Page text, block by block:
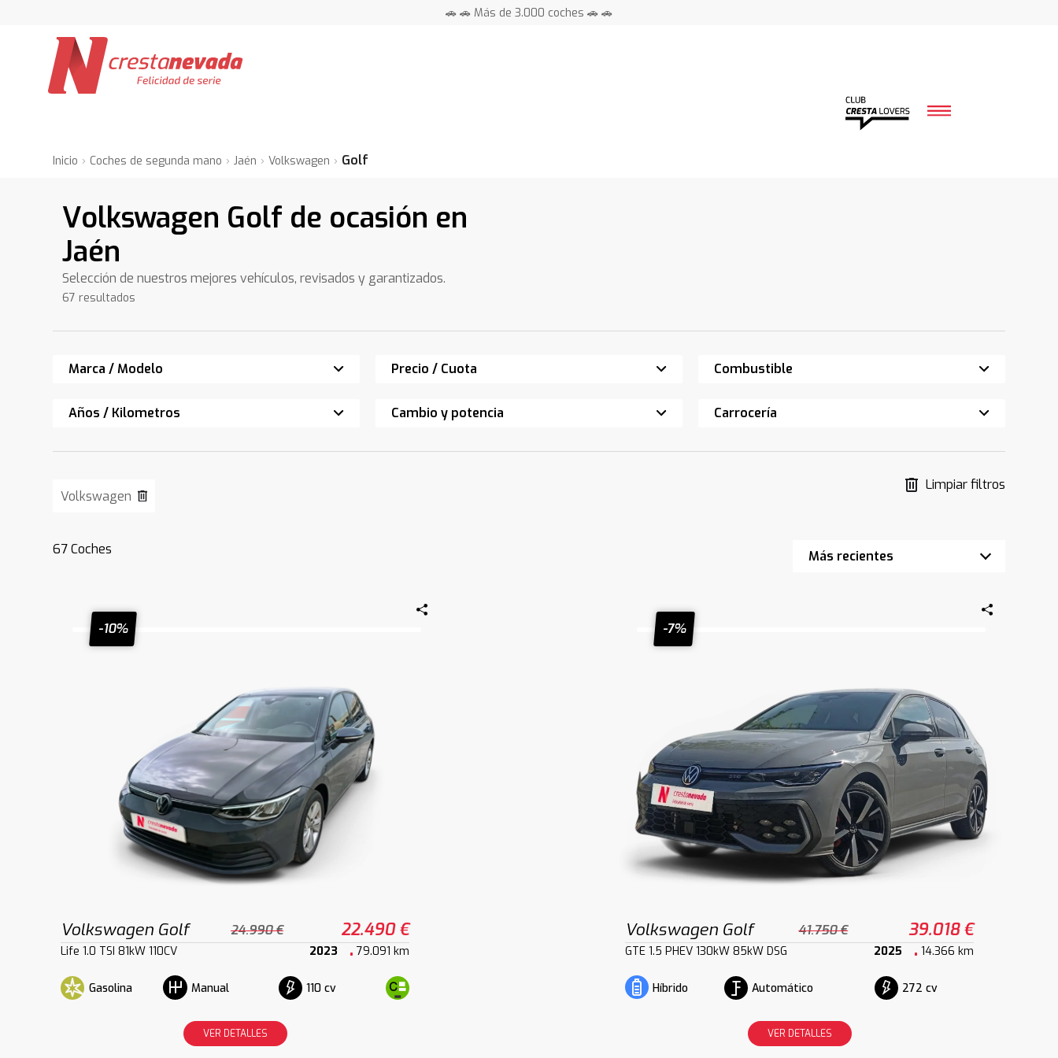
🚗 🚗 Más de 3.000 coches 🚗 🚗
Inicio Coches de segunda mano Jaén Volkswagen Golf
Volkswagen Golf de ocasión en
Jaén
Selección de nuestros mejores vehículos, revisados y garantizados.
67 resultados
Marca / Modelo Precio / Cuota Combustible
Años / Kilometros Cambio y potencia Carrocería
Volkswagen
Limpiar filtros
67Coches
-10%
Volkswagen Golf 24.990 € 22.490 €
Life 1.0 TSI 81kW 110CV 2023 79.091 km
Gasolina Manual 110 cv
VER DETALLES
-7%
Volkswagen Golf 41.750 € 39.018 €
GTE 1.5 PHEV 130kW 85kW DSG 2025 14.366 km
Híbrido Automático 272 cv
VER DETALLES